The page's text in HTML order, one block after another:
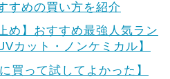
すめの買い方を紹介
め】おすすめ最強人気ラン
カット・ノンケミカル】
買って試してよかった】